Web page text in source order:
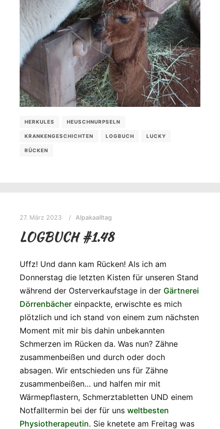
HERKULES HEUSCHNURPSELN
KRANKENGESCHICHTEN LOGBUCH LUCKY
RÜCKEN
27. März 2023 Alpakaalltag
LOGBUCH #1.48
Uffz! Und dann kam Rücken! Als ich am
Donnerstag die letzten Kisten für unseren Stand
während der Osterverkaufstage in der Gärtnerei
Dörrenbächer einpackte, erwischte es mich
plötzlich und ich stand von einem zum nächsten
Moment mit mir bis dahin unbekannten
Schmerzen im Rücken da. Was nun? Zähne
zusammenbeißen und durch oder doch
absagen. Wir entschieden uns für Zähne
zusammenbeißen… und halfen mir mit
Wärmepflastern, Schmerztabletten UND einem
Notfalltermin bei der für uns weltbesten
Physiotherapeutin. Sie knetete am Freitag was